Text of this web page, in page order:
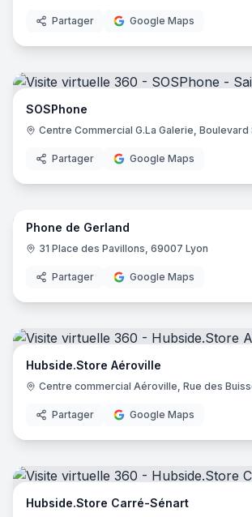
Partager Google Maps
SOSPhone
Partager Google Maps
Phone de Gerland
31 Place des Pavillons, 69007 Lyon
Partager Google Maps
Hubside.Store Aéroville
Partager Google Maps
Hubside.Store Carré-Sénart